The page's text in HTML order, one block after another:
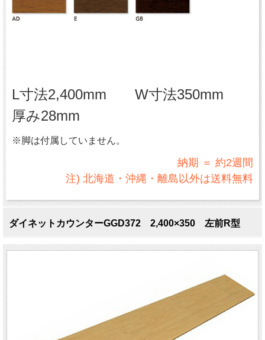
L寸法2,400mm W寸法350mm
厚み28mm
※脚は付属していません。
納期 ＝ 約2週間
注) 北海道・沖縄・離島以外は送料無料
ダイネットカウンターGGD372 2,400×350 左前R型